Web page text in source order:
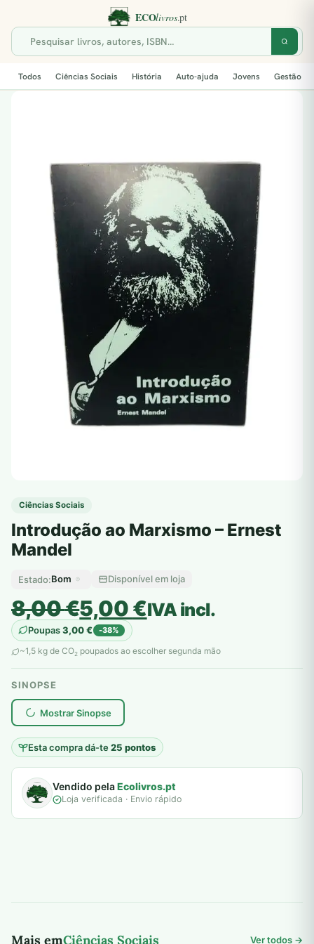
Todos Ciências Sociais História Auto-ajuda Jovens Gestão
Ciências Sociais
Introdução ao Marxismo – Ernest
Mandel
Estado:Bom Disponível em loja
8,00€
O
preço
original
era:
8,00 €.
5,00€
O
preço
atual
é:
5,00 €.
IVA incl.
Poupas3,00€ -38%
~1,5 kg de CO2 poupados ao escolher segunda mão
SINOPSE
Mostrar Sinopse
Esta compra dá-te25 pontos
plantar árvores reais
Vendido pelaEcolivros.pt
Loja verificada · Envio rápido
Mais emCiências Sociais Ver todos →